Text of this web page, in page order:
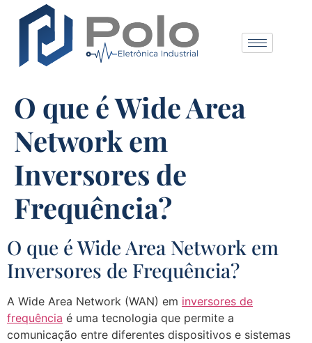
O que é Wide Area
Network em
Inversores de
Frequência?
O que é Wide Area Network em
Inversores de Frequência?
A Wide Area Network (WAN) em inversores de
frequência é uma tecnologia que permite a
comunicação entre diferentes dispositivos e sistemas